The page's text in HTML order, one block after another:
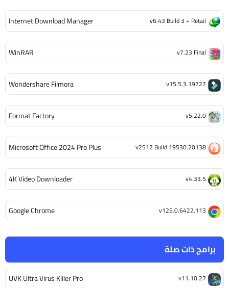
برامج ذات صلة
UVK Ultra Virus Killer Pro v11.10.27
Internet Download Manager v6.43 Build 3 + Retail
WinRAR v7.23 Final
Wondershare Filmora v15.5.3.19727
Format Factory v5.22.0
Microsoft Office 2024 Pro Plus v2512 Build 19530.20138
4K Video Downloader v4.33.5
Google Chrome v125.0.6422.113